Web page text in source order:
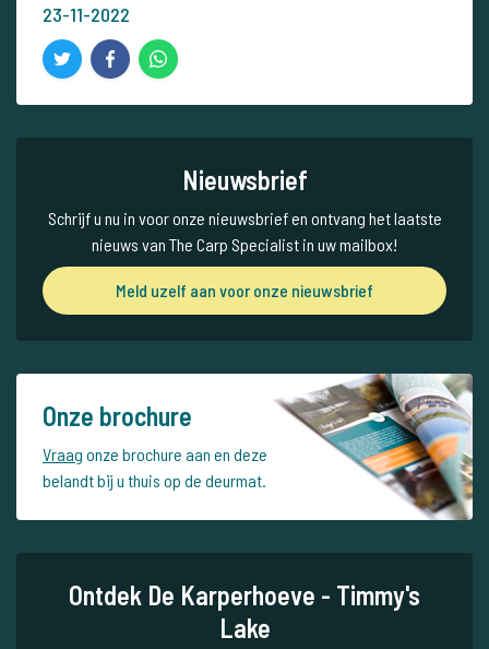
23-11-2022
Nieuwsbrief
Schrijf u nu in voor onze nieuwsbrief en ontvang het laatste
nieuws van The Carp Specialist in uw mailbox!
Meld uzelf aan voor onze nieuwsbrief
Onze brochure
Vraag onze brochure aan en deze
belandt bij u thuis op de deurmat.
Ontdek De Karperhoeve - Timmy's
Lake